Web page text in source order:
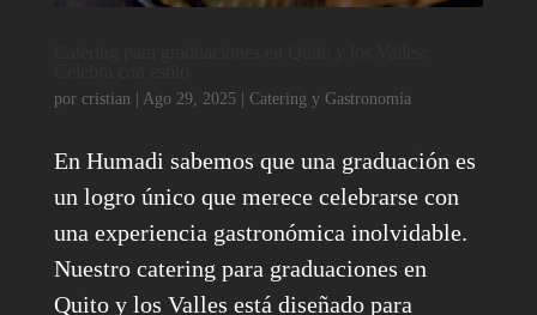
por cristian Ago 29, 2025| Catering y Gastronomía
En Humadi sabemos que una graduación es
un logro único que merece celebrarse con
una experiencia gastronómica inolvidable.
Nuestro catering para graduaciones en
Quito y los Valles está diseñado para